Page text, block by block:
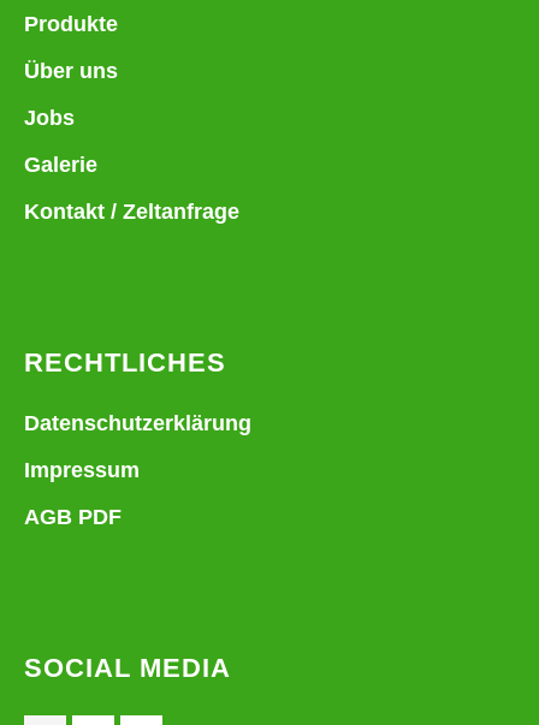
Produkte
Über uns
Jobs
Galerie
Kontakt / Zeltanfrage
RECHTLICHES
Datenschutzerklärung
Impressum
AGB PDF
SOCIAL MEDIA